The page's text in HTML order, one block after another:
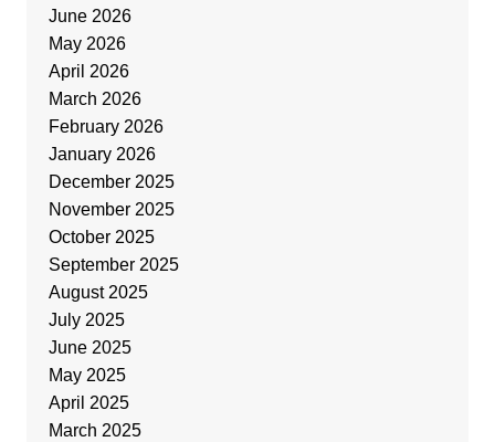
June 2026
May 2026
April 2026
March 2026
February 2026
January 2026
December 2025
November 2025
October 2025
September 2025
August 2025
July 2025
June 2025
May 2025
April 2025
March 2025